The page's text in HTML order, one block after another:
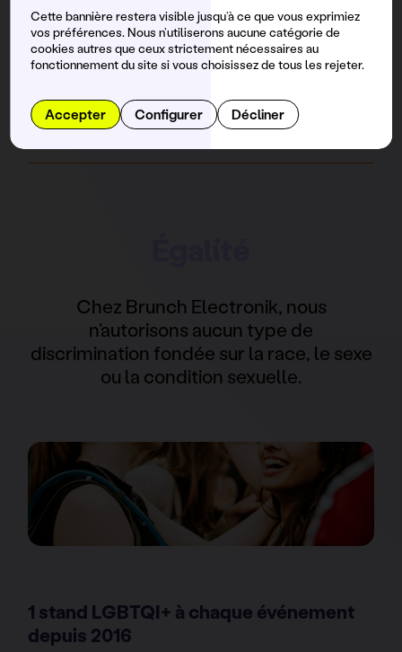
Chez Brunch Electronik, nous
n’autorisons aucun type de
discrimination fondée sur la race, le sexe
ou la condition sexuelle.
1 stand LGBTQI+ à chaque événement
depuis 2016
Cette bannière restera visible jusqu’à ce que vous exprimiez
vos préférences. Nous n’utiliserons aucune catégorie de
cookies autres que ceux strictement nécessaires au
fonctionnement du site si vous choisissez de tous les rejeter.
Accepter Configurer Décliner